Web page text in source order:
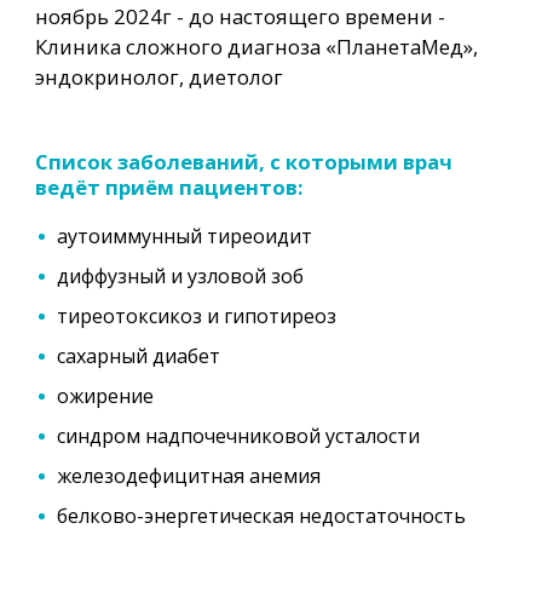
ноябрь 2024г - до настоящего времени -
Клиника сложного диагноза «ПланетаМед»,
эндокринолог, диетолог
Список заболеваний, с которыми врач
ведёт приём пациентов:⠀
аутоиммунный тиреоидит
диффузный и узловой зоб
тиреотоксикоз и гипотиреоз
сахарный диабет
ожирение
синдром надпочечниковой усталости
железодефицитная анемия
белково-энергетическая недостаточность